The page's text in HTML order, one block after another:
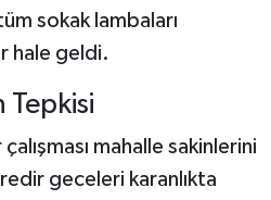
sokak lambaları
hale geldi.
Tepkisi
mahalle sakinlerini
geceleri karanlıkta